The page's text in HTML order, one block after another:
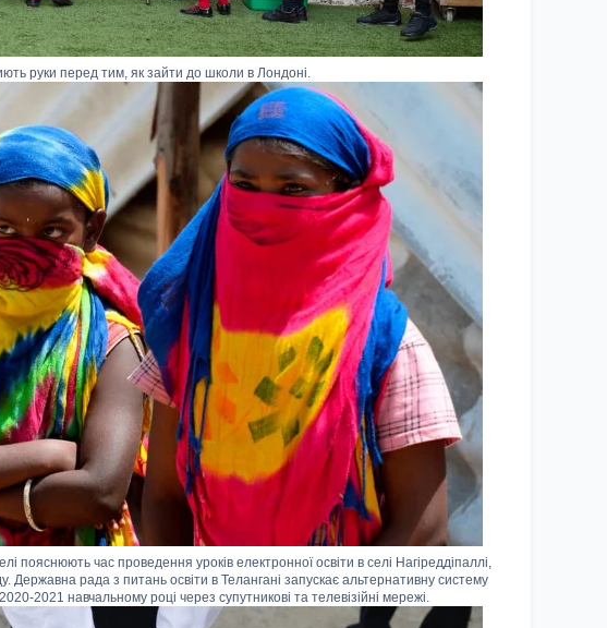
руки перед тим, як зайти до школи в Лондоні.
пояснюють час проведення уроків електронної освіти в селі Нагіреддіпаллі,
Державна рада з питань освіти в Телангані запускає альтернативну систему
2021 навчальному році через супутникові та телевізійні мережі.